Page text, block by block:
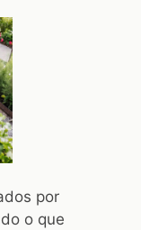
por
o que